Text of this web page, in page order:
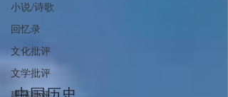
小说/诗歌
回忆录
文化批评
文学批评